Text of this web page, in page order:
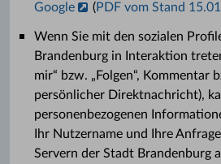
Google
(PDF vom Stand
Wenn Sie mit den sozialen
Brandenburg in Interaktion
mir“ bzw. „Folgen“, Kommentar
persönlicher Direktnachricht),
personenbezogenen
Ihr Nutzername und Ihre
Servern der Stadt Brandenburg